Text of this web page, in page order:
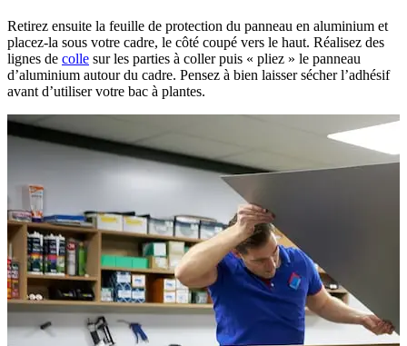
Retirez ensuite la feuille de protection du panneau en aluminium et
placez-la sous votre cadre, le côté coupé vers le haut. Réalisez des
lignes de colle sur les parties à coller puis « pliez » le panneau
d’aluminium autour du cadre. Pensez à bien laisser sécher l’adhésif
avant d’utiliser votre bac à plantes.